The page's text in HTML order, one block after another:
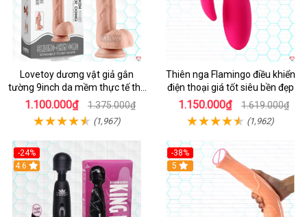
Lovetoy dương vật giả gắn
tường 9inch da mềm thực tế thú
vị
1.100.000₫ 1.375.000₫
(1,967)
Thiên nga Flamingo điều khiển
điện thoại giá tốt siêu bền đẹp
1.150.000₫ 1.619.000₫
(1,962)
-24%
4.6
-38%
Hot
5